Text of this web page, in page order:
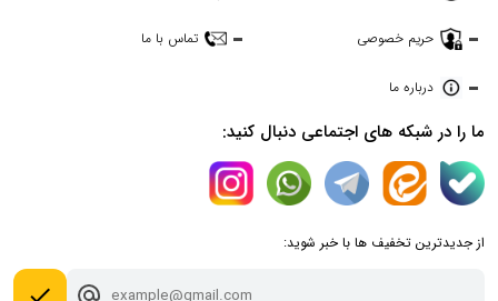
حریم خصوصی تماس با ما
درباره ما
ما را در شبکه های اجتماعی دنبال کنید:
از جدیدترین تخفیف ها با خبر شوید: